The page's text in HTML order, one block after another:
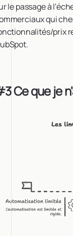
le passage à
qui
prix
Ce que je